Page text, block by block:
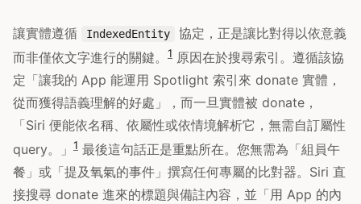
讓實體遵循 IndexedEntity
協定，正是讓比對得以依意義
而非僅依文字進行的關鍵。
1 原因在於搜尋索引。遵循該協
定「讓我的 App 能運用 Spotlight 索引來 donate 實體，
從而獲得語義理解的好處」，而一旦實體被 donate，
「Siri 便能依名稱、依屬性或依情境解析它，無需自訂屬性
query。」 1 最後這句話正是重點所在。您無需為「組員午
餐」或「提及氧氣的事件」撰寫任何專屬的比對器。Siri 直
接搜尋 donate 進來的標題與備註內容，並「用 App 的內